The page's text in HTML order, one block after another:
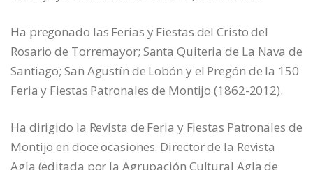
Ha pregonado las Ferias y Fiestas del Cristo del
Rosario de Torremayor; Santa Quiteria de La Nava de
Santiago; San Agustín de Lobón y el Pregón de la 150
Feria y Fiestas Patronales de Montijo (1862-2012).
Ha dirigido la Revista de Feria y Fiestas Patronales de
Montijo en doce ocasiones. Director de la Revista
Agla (editada por la Agrupación Cultural Agla de